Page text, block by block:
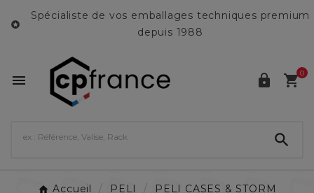

Spécialiste de vos emballages techniques premium
depuis 1988
  0

Accueil PELI
PELI CASES & STORM